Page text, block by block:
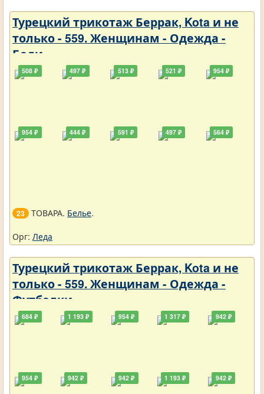
Турецкий трикотаж Беррак, Kota и не
только - 559. Женщинам - Одежда -
Боди
508 ₽
954 ₽
497 ₽
444 ₽
513 ₽
591 ₽
521 ₽
497 ₽
954 ₽
564 ₽
23 ТОВАРА. Белье.
Орг: Леда
Турецкий трикотаж Беррак, Kota и не
только - 559. Женщинам - Одежда -
Футболки
684 ₽
954 ₽
1 193 ₽
942 ₽
954 ₽
942 ₽
1 317 ₽
1 193 ₽
942 ₽
942 ₽